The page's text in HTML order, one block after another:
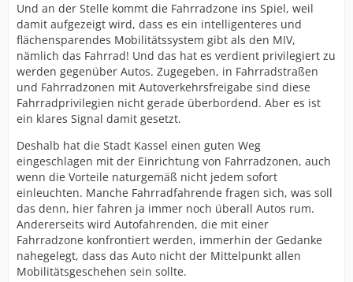
Und an der Stelle kommt die Fahrradzone ins Spiel, weil
damit aufgezeigt wird, dass es ein intelligenteres und
flächensparendes Mobilitätssystem gibt als den MIV,
nämlich das Fahrrad! Und das hat es verdient privilegiert zu
werden gegenüber Autos. Zugegeben, in Fahrradstraßen
und Fahrradzonen mit Autoverkehrsfreigabe sind diese
Fahrradprivilegien nicht gerade überbordend. Aber es ist
ein klares Signal damit gesetzt.
Deshalb hat die Stadt Kassel einen guten Weg
eingeschlagen mit der Einrichtung von Fahrradzonen, auch
wenn die Vorteile naturgemäß nicht jedem sofort
einleuchten. Manche Fahrradfahrende fragen sich, was soll
das denn, hier fahren ja immer noch überall Autos rum.
Andererseits wird Autofahrenden, die mit einer
Fahrradzone konfrontiert werden, immerhin der Gedanke
nahegelegt, dass das Auto nicht der Mittelpunkt allen
Mobilitätsgeschehen sein sollte.